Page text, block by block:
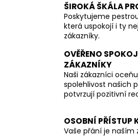
ŠIROKÁ ŠKÁLA
Poskytujeme
která uspokojí i ty
zákazníky.
OVĚŘENO
ZÁKAZNÍKY
Naši zákazníci
spolehlivost našich
potvrzují pozitivní
OSOBNÍ PŘÍSTUP
Vaše přání je naším